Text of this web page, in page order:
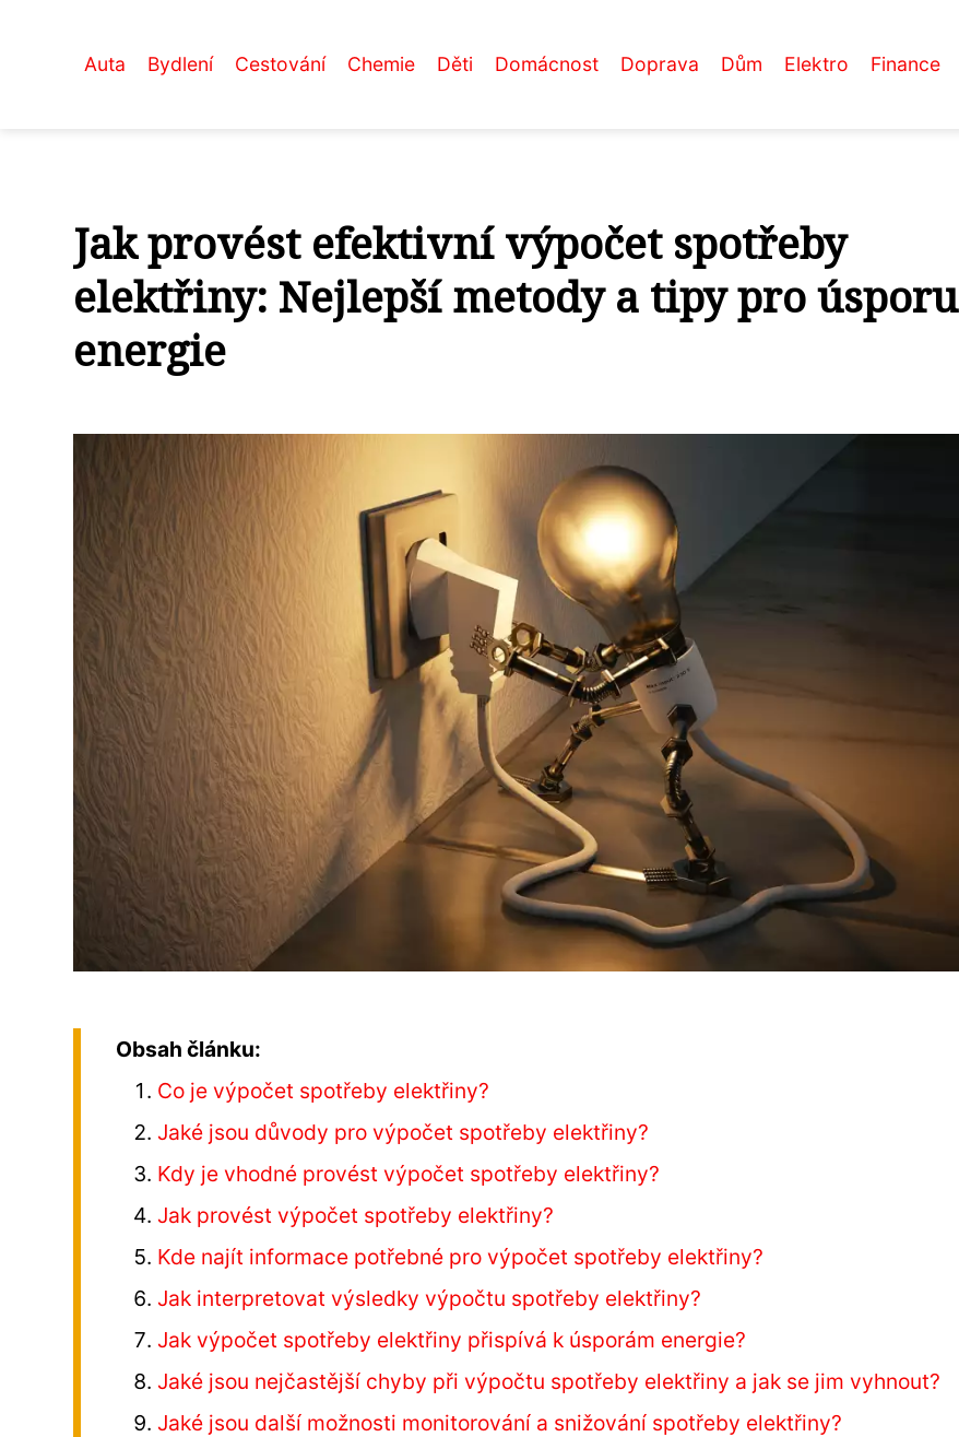
Auta Bydlení Cestování Chemie Děti Domácnost Doprava Dům Elektro Finance
Jak provést efektivní výpočet spotřeby
elektřiny: Nejlepší metody a tipy pro úsporu
energie
Obsah článku:
Co je výpočet spotřeby elektřiny?
Jaké jsou důvody pro výpočet spotřeby elektřiny?
Kdy je vhodné provést výpočet spotřeby elektřiny?
Jak provést výpočet spotřeby elektřiny?
Kde najít informace potřebné pro výpočet spotřeby elektřiny?
Jak interpretovat výsledky výpočtu spotřeby elektřiny?
Jak výpočet spotřeby elektřiny přispívá k úsporám energie?
Jaké jsou nejčastější chyby při výpočtu spotřeby elektřiny a jak se jim vyhnout?
Jaké jsou další možnosti monitorování a snižování spotřeby elektřiny?